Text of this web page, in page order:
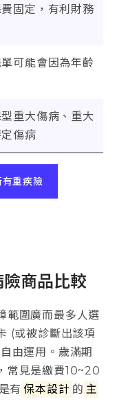
固定，有利財務
可能會因為年齡
重大傷病、重大
傷病
有重疾險
商品比較
範圍廣而最多人選
(或被診斷出該項
由運用。歲滿期
常見是繳費10~20
有 保本設計 的 主